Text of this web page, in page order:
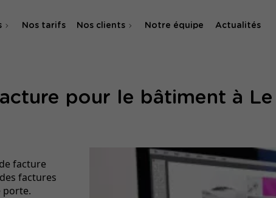
& SMA
Nos tarifs Nos clients Notre équipe Actualités
pour le bâtiment à Le
facture
factures
porte.